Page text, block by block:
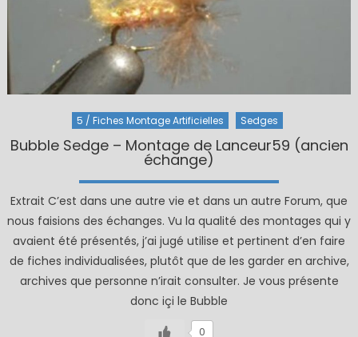
5 / Fiches Montage Artificielles Sedges
Bubble Sedge – Montage de Lanceur59 (ancien
échange)
Extrait C’est dans une autre vie et dans un autre Forum, que
nous faisions des échanges. Vu la qualité des montages qui y
avaient été présentés, j’ai jugé utilise et pertinent d’en faire
de fiches individualisées, plutôt que de les garder en archive,
archives que personne n’irait consulter. Je vous présente
donc içi le Bubble
0